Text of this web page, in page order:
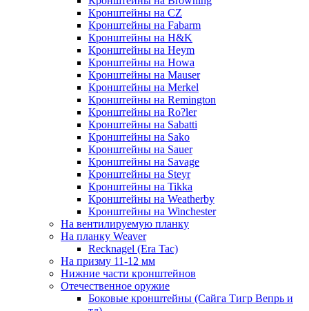
Кронштейны на CZ
Кронштейны на Fabarm
Кронштейны на H&K
Кронштейны на Heym
Кронштейны на Howa
Кронштейны на Mauser
Кронштейны на Merkel
Кронштейны на Remington
Кронштейны на Ro?ler
Кронштейны на Sabatti
Кронштейны на Sako
Кронштейны на Sauer
Кронштейны на Savage
Кронштейны на Steyr
Кронштейны на Tikka
Кронштейны на Weatherby
Кронштейны на Winchester
На вентилируемую планку
На планку Weaver
Recknagel (Era Tac)
На призму 11-12 мм
Нижние части кронштейнов
Отечественное оружие
Боковые кронштейны (Сайга Тигр Вепрь и